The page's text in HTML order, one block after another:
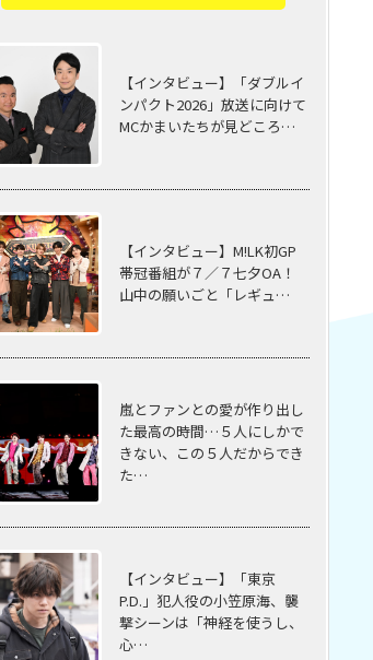
【インタビュー】「ダブルイ
ンパクト2026」放送に向けて
MCかまいたちが見どころ…
【インタビュー】M!LK初GP
帯冠番組が７／７七夕OA！
山中の願いごと「レギュ…
嵐とファンとの愛が作り出し
た最高の時間…５⼈にしかで
きない、この５⼈だからでき
た…
【インタビュー】「東京
P.D.」犯人役の小笠原海、襲
撃シーンは「神経を使うし、
心…